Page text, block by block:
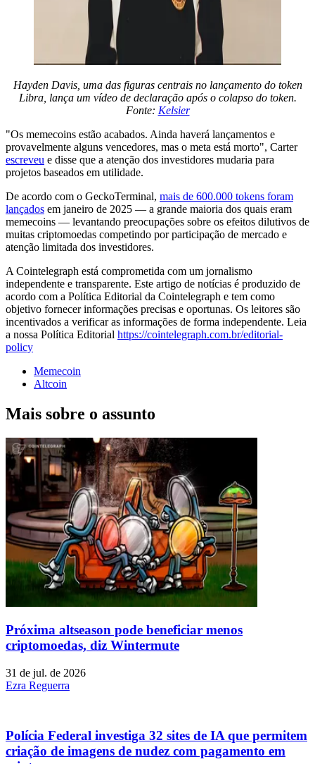
Hayden Davis, uma das figuras centrais no lançamento do token
Libra, lança um vídeo de declaração após o colapso do token.
Fonte: Kelsier
"Os memecoins estão acabados. Ainda haverá lançamentos e
provavelmente alguns vencedores, mas o meta está morto", Carter
escreveu e disse que a atenção dos investidores mudaria para
projetos baseados em utilidade.
De acordo com o GeckoTerminal, mais de 600.000 tokens foram
lançados em janeiro de 2025 — a grande maioria dos quais eram
memecoins — levantando preocupações sobre os efeitos dilutivos de
muitas criptomoedas competindo por participação de mercado e
atenção limitada dos investidores.
A Cointelegraph está comprometida com um jornalismo
independente e transparente. Este artigo de notícias é produzido de
acordo com a Política Editorial da Cointelegraph e tem como
objetivo fornecer informações precisas e oportunas. Os leitores são
incentivados a verificar as informações de forma independente. Leia
a nossa Política Editorial https://cointelegraph.com.br/editorial-
policy
Memecoin
Altcoin
Mais sobre o assunto
Próxima altseason pode beneficiar menos
criptomoedas, diz Wintermute
31 de jul. de 2026
Ezra Reguerra
Polícia Federal investiga 32 sites de IA que permitem
criação de imagens de nudez com pagamento em